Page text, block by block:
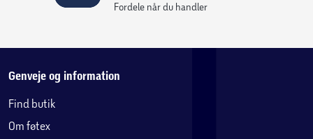
Fordele når du handler
Genveje og information
Find butik
Om føtex